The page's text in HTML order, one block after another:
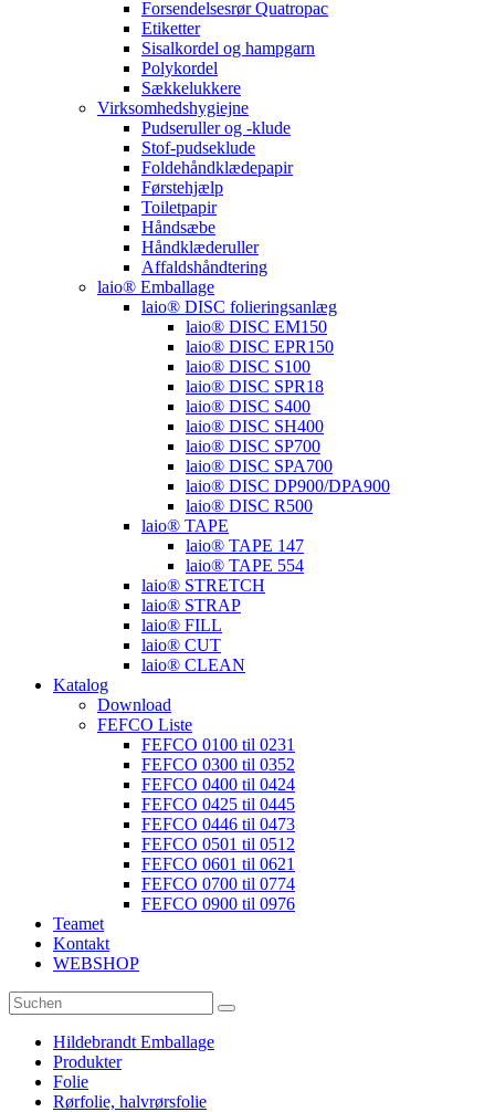
Forsendelsesrør Quatropac
Etiketter
Sisalkordel og hampgarn
Polykordel
Sækkelukkere
Virksomhedshygiejne
Pudseruller og -klude
Stof-pudseklude
Foldehåndklædepapir
Førstehjælp
Toiletpapir
Håndsæbe
Håndklæderuller
Affaldshåndtering
laio® Emballage
laio® DISC folieringsanlæg
laio® DISC EM150
laio® DISC EPR150
laio® DISC S100
laio® DISC SPR18
laio® DISC S400
laio® DISC SH400
laio® DISC SP700
laio® DISC SPA700
laio® DISC DP900/DPA900
laio® DISC R500
laio® TAPE
laio® TAPE 147
laio® TAPE 554
laio® STRETCH
laio® STRAP
laio® FILL
laio® CUT
laio® CLEAN
Katalog
Download
FEFCO Liste
FEFCO 0100 til 0231
FEFCO 0300 til 0352
FEFCO 0400 til 0424
FEFCO 0425 til 0445
FEFCO 0446 til 0473
FEFCO 0501 til 0512
FEFCO 0601 til 0621
FEFCO 0700 til 0774
FEFCO 0900 til 0976
Teamet
Kontakt
WEBSHOP
Hildebrandt Emballage
Produkter
Folie
Rørfolie, halvrørsfolie